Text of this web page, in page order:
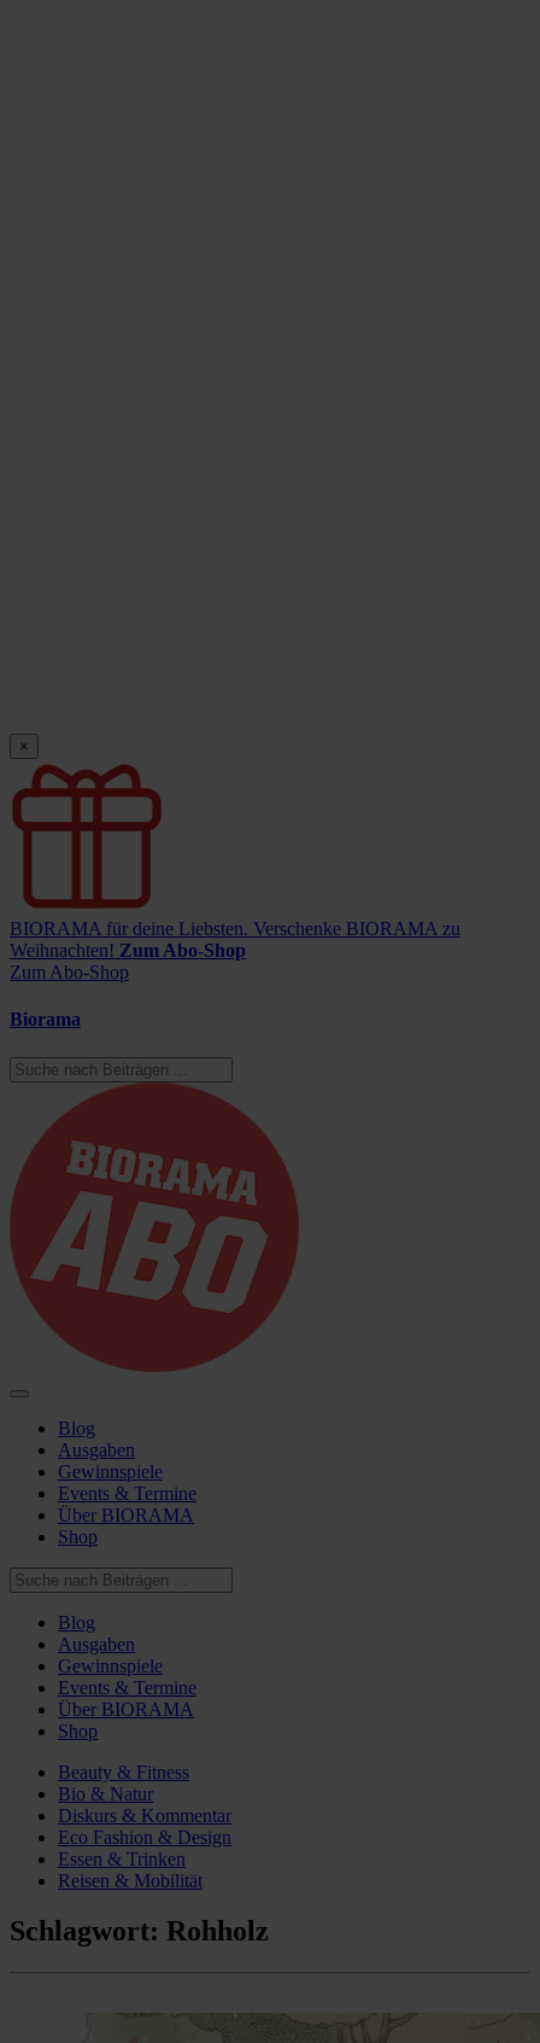
×
BIORAMA für deine Liebsten. Verschenke BIORAMA zu
Weihnachten! Zum Abo-Shop
Zum Abo-Shop
Biorama
Blog
Ausgaben
Gewinnspiele
Events & Termine
Über BIORAMA
Shop
Blog
Ausgaben
Gewinnspiele
Events & Termine
Über BIORAMA
Shop
Beauty & Fitness
Bio & Natur
Diskurs & Kommentar
Eco Fashion & Design
Essen & Trinken
Reisen & Mobilität
Schlagwort: Rohholz